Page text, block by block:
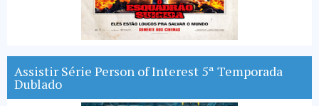
Assistir Série Person of Interest 5ª Temporada
Dublado